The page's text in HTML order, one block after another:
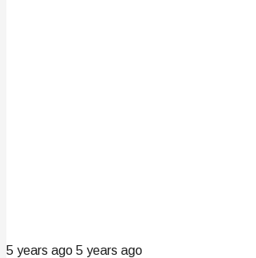
5 years ago 5 years ago